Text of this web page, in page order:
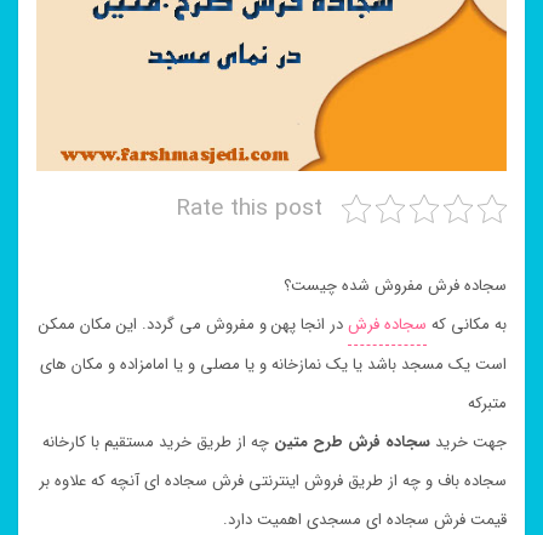
Rate this post
سجاده فرش مفروش شده چیست؟
به مکانی که سجاده فرشدر انجا پهن و مفروش می گردد. این مکان ممکن
است یک مسجد باشد یا یک نمازخانه و یا مصلی و یا امامزاده و مکان های
متبرکه
جهت خرید سجاده فرش طرح متین چه از طریق خرید مستقیم با کارخانه
سجاده باف و چه از طریق فروش اینترنتی فرش سجاده ای آنچه که علاوه بر
قیمت فرش سجاده ای مسجدی اهمیت دارد.